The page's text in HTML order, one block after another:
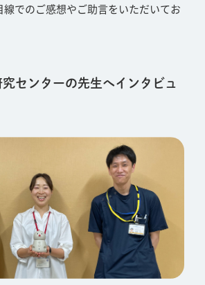
線でのご感想やご助言をいただいてお
センターの先生へインタビュ